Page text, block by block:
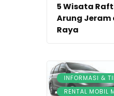
5 Wisata
Arung Jeram
Raya
INFORMASI &
RENTAL MOBIL